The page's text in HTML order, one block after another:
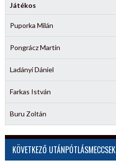
Játékos
Puporka Milán
Pongrácz Martin
Ladányi Dániel
Farkas István
Buru Zoltán
KÖVETKEZŐ UTÁNPÓTLÁSMECCSEK